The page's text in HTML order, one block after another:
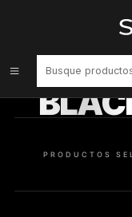
PERFUME LATTAFA
PRODUCTOS